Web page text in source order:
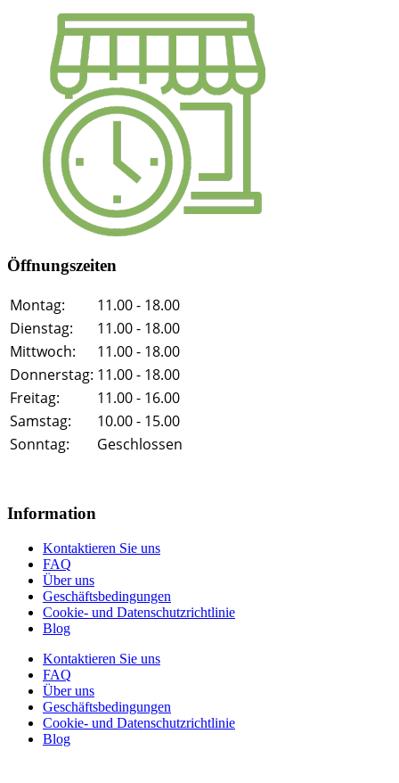
Öffnungszeiten
Montag:
11.00 - 18.00
Dienstag:
11.00 - 18.00
Mittwoch:
11.00 - 18.00
Donnerstag: 11.00 - 18.00
Freitag:
11.00 - 16.00
Samstag:
10.00 - 15.00
Sonntag:
Geschlossen
Information
Kontaktieren Sie uns
FAQ
Über uns
Geschäftsbedingungen
Cookie- und Datenschutzrichtlinie
Blog
Kontaktieren Sie uns
FAQ
Über uns
Geschäftsbedingungen
Cookie- und Datenschutzrichtlinie
Blog